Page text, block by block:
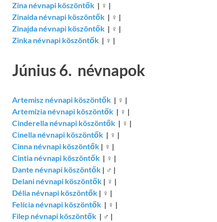
Zina névnapi köszöntők | ♀ |
Zinaida névnapi köszöntők | ♀ |
Zinajda névnapi köszöntők | ♀ |
Zinka névnapi köszöntők | ♀ |
Június 6. névnapok
Artemisz névnapi köszöntők | ♀ |
Artemízia névnapi köszöntők | ♀ |
Cinderella névnapi köszöntők | ♀ |
Cinella névnapi köszöntők | ♀ |
Cinna névnapi köszöntők | ♀ |
Cintia névnapi köszöntők | ♀ |
Dante névnapi köszöntők | ♂ |
Delani névnapi köszöntők | ♀ |
Délia névnapi köszöntők | ♀ |
Felícia névnapi köszöntők | ♀ |
Filep névnapi köszöntők | ♂ |